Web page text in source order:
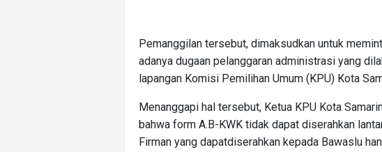
Pemanggilan tersebut, dimaksudkan untuk
adanya dugaan pelanggaran administrasi yang
lapangan Komisi Pemilihan Umum (KPU) Kota
Menanggapi hal tersebut, Ketua KPU Kota
bahwa form A.B-KWK tidak dapat diserahkan
Firman yang dapatdiserahkan kepada Bawaslu